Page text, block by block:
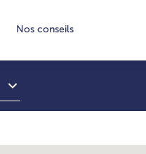
Nos conseils